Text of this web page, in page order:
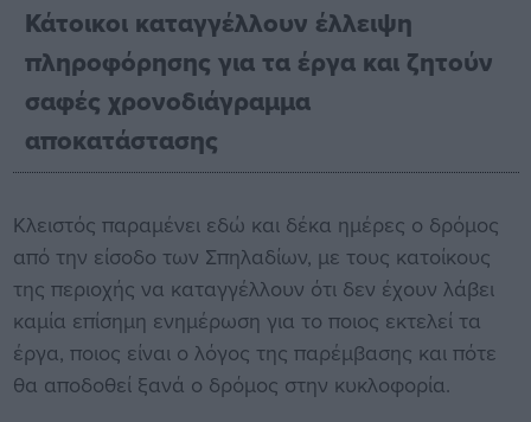
Κάτοικοι καταγγέλλουν έλλειψη
πληροφόρησης για τα έργα και ζητούν
σαφές χρονοδιάγραμμα
αποκατάστασης
Κλειστός παραμένει εδώ και δέκα ημέρες ο δρόμος
από την είσοδο των Σπηλαδίων, με τους κατοίκους
της περιοχής να καταγγέλλουν ότι δεν έχουν λάβει
καμία επίσημη ενημέρωση για το ποιος εκτελεί τα
έργα, ποιος είναι ο λόγος της παρέμβασης και πότε
θα αποδοθεί ξανά ο δρόμος στην κυκλοφορία.